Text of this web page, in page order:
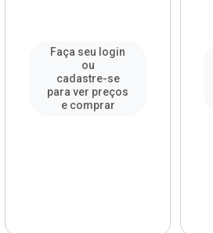
Faça seu login
ou
cadastre-se
para ver preços
e comprar